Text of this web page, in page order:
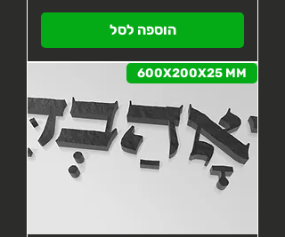
הוספה לסל
600X200X25 MM